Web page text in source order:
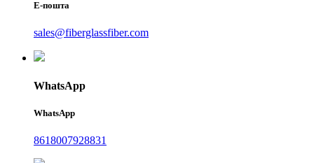
Е-пошта
sales@fiberglassfiber.com
WhatsApp
WhatsApp
8618007928831